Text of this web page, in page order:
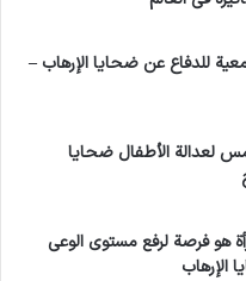
والمنتجعات
القوة العسكرية ضد
تُستخدم أساسا
ولكن نادرا ما
للدفاع عن ضحايا الإرهاب –
لعدالة الأطفال ضحايا
هو فرصة لرفع مستوى الوعي
الإرهاب